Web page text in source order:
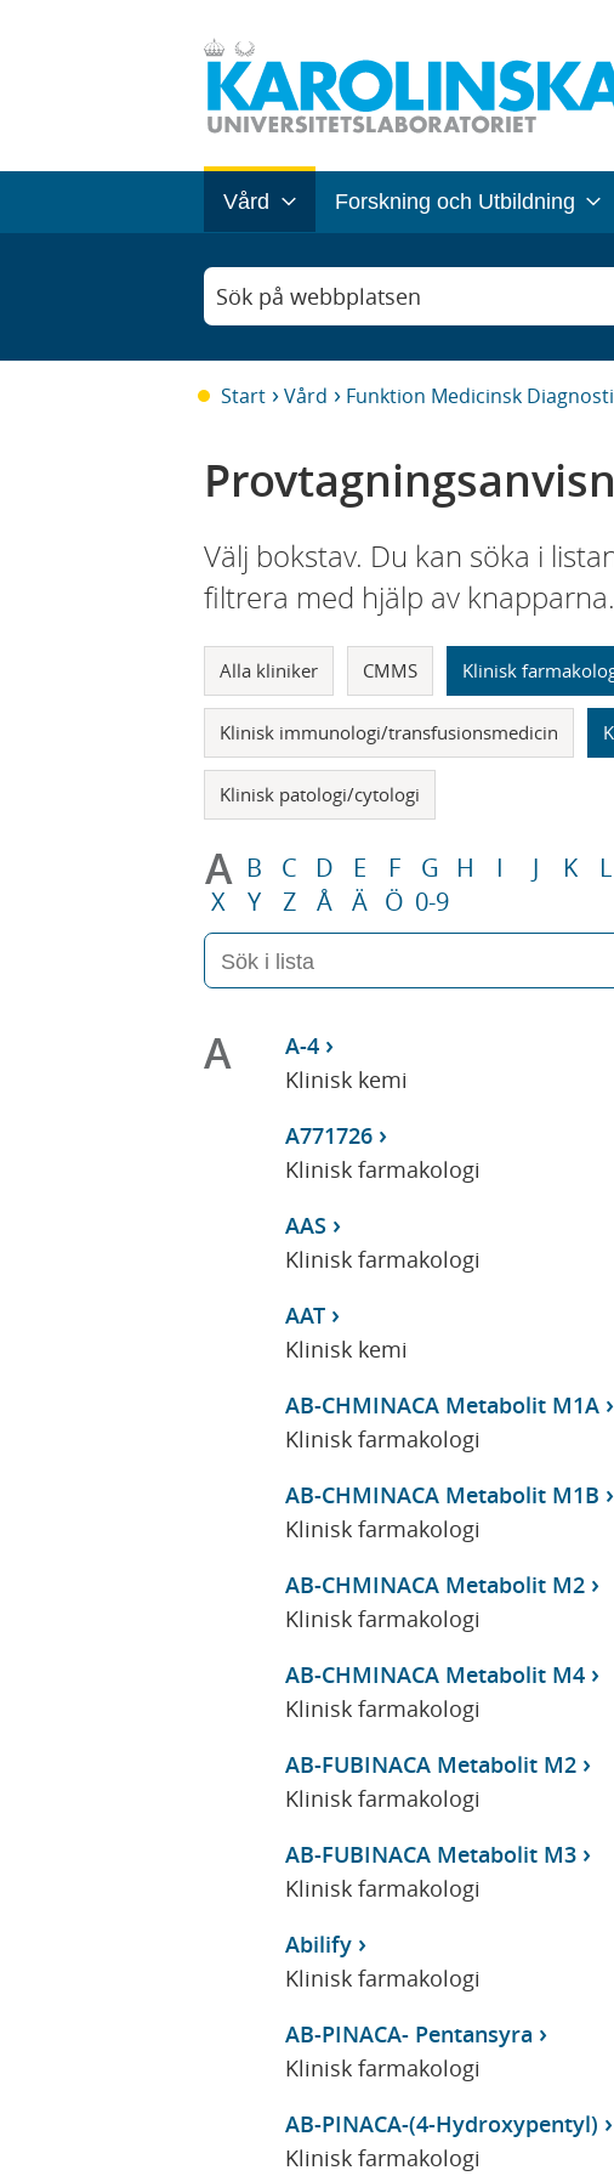
Vård Forskning och Utbildning
Sök på webbplatsen
Start Vård Funktion Medicinsk
Välj bokstav. Du kan söka i
filtrera med hjälp av knapparna.
Alla kliniker CMMS Klinisk
Klinisk immunologi/transfusionsmedicin
Klinisk patologi/cytologi
A B C D E F G H I J K L
X
Y Z Å Ä Ö 0-9
A
A-4
Klinisk kemi
A771726
Klinisk farmakologi
AAS
Klinisk farmakologi
AAT
Klinisk kemi
AB-CHMINACA Metabolit M1A
Klinisk farmakologi
AB-CHMINACA Metabolit M1B
Klinisk farmakologi
AB-CHMINACA Metabolit M2
Klinisk farmakologi
AB-CHMINACA Metabolit M4
Klinisk farmakologi
AB-FUBINACA Metabolit M2
Klinisk farmakologi
AB-FUBINACA Metabolit M3
Klinisk farmakologi
Abilify
Klinisk farmakologi
AB-PINACA- Pentansyra
Klinisk farmakologi
AB-PINACA-(4-Hydroxypentyl)
Klinisk farmakologi